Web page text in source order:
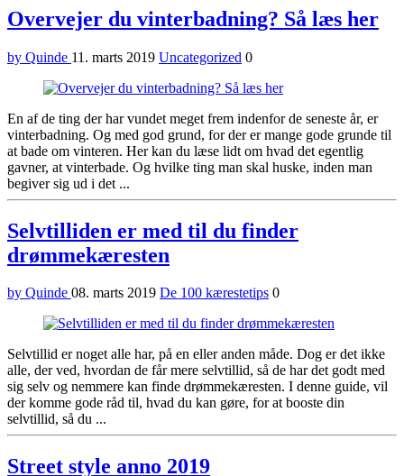
Overvejer du vinterbadning? Så læs her
by Quinde 11. marts 2019 Uncategorized 0
En af de ting der har vundet meget frem indenfor de seneste år, er
vinterbadning. Og med god grund, for der er mange gode grunde til
at bade om vinteren. Her kan du læse lidt om hvad det egentlig
gavner, at vinterbade. Og hvilke ting man skal huske, inden man
begiver sig ud i det ...
Selvtilliden er med til du finder
drømmekæresten
by Quinde 08. marts 2019 De 100 kærestetips 0
Selvtillid er noget alle har, på en eller anden måde. Dog er det ikke
alle, der ved, hvordan de får mere selvtillid, så de har det godt med
sig selv og nemmere kan finde drømmekæresten. I denne guide, vil
der komme gode råd til, hvad du kan gøre, for at booste din
selvtillid, så du ...
Street style anno 2019